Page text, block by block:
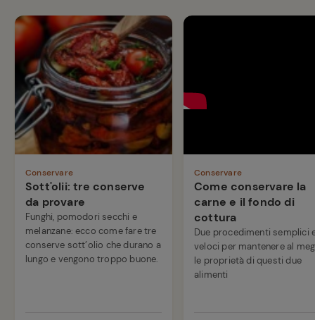
Conservare
Sott'olii: tre conserve
da provare
Funghi, pomodori secchi e
melanzane: ecco come fare tre
conserve sott’olio che durano a
lungo e vengono troppo buone.
Conservare
Come conservare la
carne e il fondo di
cottura
Due procedimenti semplici
veloci per mantenere al
le proprietà di questi due
alimenti